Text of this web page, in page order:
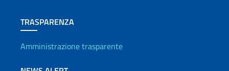
TRASPARENZA
Amministrazione trasparente